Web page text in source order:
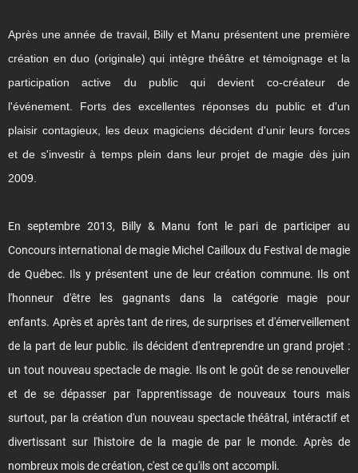
Après une année de travail, Billy et Manu présentent une première
création en duo (originale) qui intègre théâtre et témoignage et la
participation active du public qui devient co-créateur de
l'événement. Forts des excellentes réponses du public et d'un
plaisir contagieux, les deux magiciens décident d'unir leurs forces
et de s'investir à temps plein dans leur projet de magie dès juin
2009.
En septembre 2013, Billy & Manu font le pari de participer au
Concours international de magie Michel Cailloux du Festival de magie
de Québec. Ils y présentent une de leur création commune. Ils ont
l'honneur d'être les gagnants dans la catégorie magie pour
enfants. Après et après tant de rires, de surprises et d'émerveillement
de la part de leur public. ils décident d'entreprendre un grand projet :
un tout nouveau spectacle de magie. Ils ont le goût de se renouveller
et de se dépasser par l'apprentissage de nouveaux tours mais
surtout, par la création d'un nouveau spectacle théâtral, intéractif et
divertissant sur l'histoire de la magie de par le monde. Après de
nombreux mois de création, c'est ce qu'ils ont accompli.